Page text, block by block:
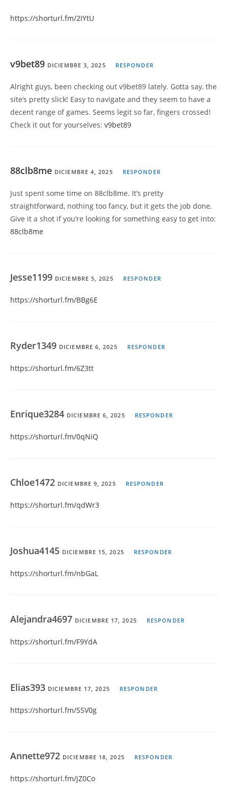
https://shorturl.fm/2IYtU
v9bet89 DICIEMBRE 3, 2025 RESPONDER
Alright guys, been checking out v9bet89 lately. Gotta say, the
site’s pretty slick! Easy to navigate and they seem to have a
decent range of games. Seems legit so far, fingers crossed!
Check it out for yourselves: v9bet89
88clb8me DICIEMBRE 4, 2025 RESPONDER
Just spent some time on 88clb8me. It’s pretty
straightforward, nothing too fancy, but it gets the job done.
Give it a shot if you’re looking for something easy to get into:
88clb8me
Jesse1199 DICIEMBRE 5, 2025 RESPONDER
https://shorturl.fm/BBg6E
Ryder1349 DICIEMBRE 6, 2025 RESPONDER
https://shorturl.fm/6Z3tt
Enrique3284 DICIEMBRE 6, 2025 RESPONDER
https://shorturl.fm/0qNiQ
Chloe1472 DICIEMBRE 9, 2025 RESPONDER
https://shorturl.fm/qdWr3
Joshua4145 DICIEMBRE 15, 2025 RESPONDER
https://shorturl.fm/nbGaL
Alejandra4697 DICIEMBRE 17, 2025 RESPONDER
https://shorturl.fm/F9YdA
Elias393 DICIEMBRE 17, 2025 RESPONDER
https://shorturl.fm/SSV0g
Annette972 DICIEMBRE 18, 2025 RESPONDER
https://shorturl.fm/jZ0Co